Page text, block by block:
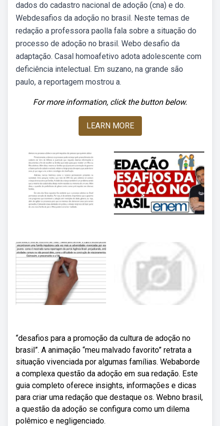
dados do cadastro nacional de adoção (cna) e do.
Webdesafios da adoção no brasil. Neste temas de
redação a professora paolla fala sobre a situação do
processo de adoção no brasil. Webo desafio da
adaptação. Casal homoafetivo adota adolescente com
deficiência intelectual. Em suzano, na grande são
paulo, a reportagem mostrou a.
For more information, click the button below.
LEARN MORE
“desafios para a promoção da cultura de adoção no
brasil”. A animação “meu malvado favorito” retrata a
situação vivenciada por algumas famílias. Webaborde
a complexa questão da adoção em sua redação. Este
guia completo oferece insights, informações e dicas
para criar uma redação que destaque os. Webno brasil,
a questão da adoção se configura como um dilema
polêmico e negligenciado.